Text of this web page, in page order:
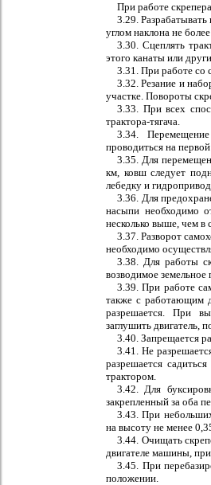
При работе скрепера
3.29.
углом наклона не
3.30. Сцеплять
этого канаты или
3.31. При работе со
3.32. Резание и
участке. Повороты
3.33. При всех
трактора-тягача.
3.34.
проводиться на
3.35. Для
км, ковш следует
лебедку и
3.36. Для
насыпи необходимо
несколько выше, чем в
3.37. Разворот
необходимо
3.38. Для работы
возводимое земельное
3.39. При работе
также с работающим
разрешается. При
заглушить двигатель,
3.40. Запрещается
3.41. Не
разрешается
трактором.
3.42. Для
закрепленный за оба
3.43. При
на высоту не менее
3.44. Очищать
двигателе машины,
3.45. При
положении.